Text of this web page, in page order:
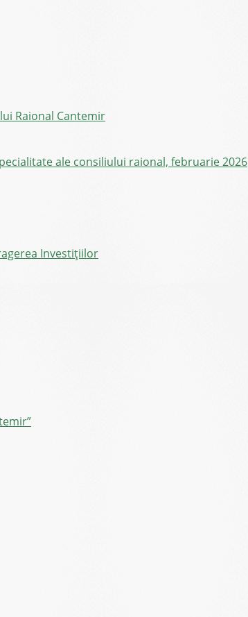
Raional Cantemir
ale consiliului raional, februarie 2026
Investițiilor